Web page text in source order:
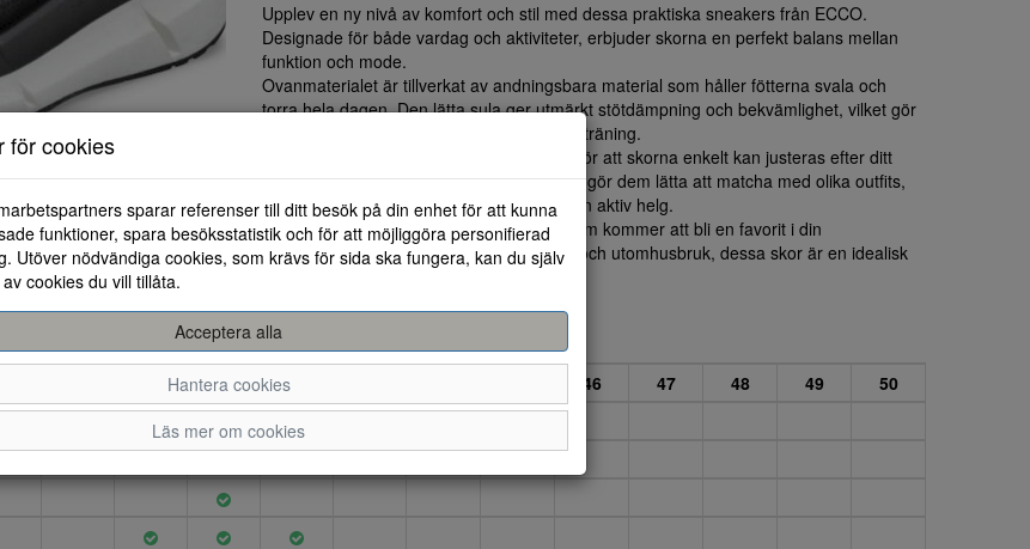
Upplev en ny nivå av komfort och stil med dessa praktiska sneakers från ECCO.
Designade för både vardag och aktiviteter, erbjuder skorna en perfekt balans mellan
funktion och mode.
Ovanmaterialet är tillverkat av andningsbara material som håller fötterna svala och
torra hela dagen. Den lätta sula ger utmärkt stötdämpning och bekvämlighet, vilket gör
dem idealiska för längre promenader eller träning.
Snörningen i fram för en säker passform gör att skorna enkelt kan justeras efter ditt
behov. Den minimalistiska designen i svart gör dem lätta att matcha med olika outfits,
oavsett om det är för en casual dag eller en aktiv helg.
Investera i ett par mångsidiga sneakers som kommer att bli en favorit i din
skogarderob. Perfekta för både inomhus- och utomhusbruk, dessa skor är en idealisk
41 42 46 47 48 49
50
för cookies
sparar referenser till ditt besök på din enhet för att kunna
funktioner, spara besöksstatistik och för att möjliggöra personifierad
Utöver nödvändiga cookies, som krävs för sida ska fungera, kan du själv
cookies du vill tillåta.
Acceptera alla
Hantera cookies
Läs mer om cookies